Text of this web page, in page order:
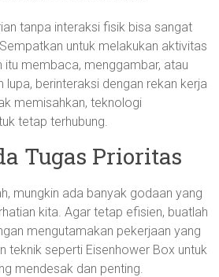
tanpa interaksi fisik bisa sangat
untuk melakukan aktivitas
itu membaca, menggambar, atau
berinteraksi dengan rekan kerja
memisahkan, teknologi
tetap terhubung.
Tugas Prioritas
mungkin ada banyak godaan yang
kita. Agar tetap efisien, buatlah
mengutamakan pekerjaan yang
teknik seperti Eisenhower Box untuk
mendesak dan penting.